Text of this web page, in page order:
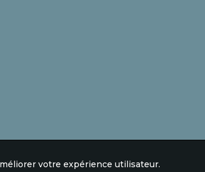
votre expérience utilisateur.